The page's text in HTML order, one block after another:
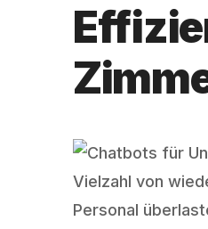
Vielzahl von
Personal